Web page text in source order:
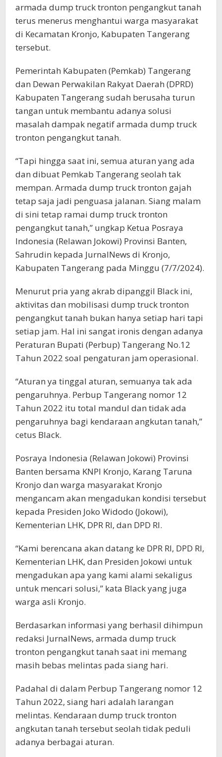
armada dump truck tronton pengangkut tanah
terus menerus menghantui warga masyarakat
di Kecamatan Kronjo, Kabupaten Tangerang
tersebut.
Pemerintah Kabupaten (Pemkab) Tangerang
dan Dewan Perwakilan Rakyat Daerah (DPRD)
Kabupaten Tangerang sudah berusaha turun
tangan untuk membantu adanya solusi
masalah dampak negatif armada dump truck
tronton pengangkut tanah.
“Tapi hingga saat ini, semua aturan yang ada
dan dibuat Pemkab Tangerang seolah tak
mempan. Armada dump truck tronton gajah
tetap saja jadi penguasa jalanan. Siang malam
di sini tetap ramai dump truck tronton
pengangkut tanah,” ungkap Ketua Posraya
Indonesia (Relawan Jokowi) Provinsi Banten,
Sahrudin kepada JurnalNews di Kronjo,
Kabupaten Tangerang pada Minggu (7/7/2024).
Menurut pria yang akrab dipanggil Black ini,
aktivitas dan mobilisasi dump truck tronton
pengangkut tanah bukan hanya setiap hari tapi
setiap jam. Hal ini sangat ironis dengan adanya
Peraturan Bupati (Perbup) Tangerang No.12
Tahun 2022 soal pengaturan jam operasional.
“Aturan ya tinggal aturan, semuanya tak ada
pengaruhnya. Perbup Tangerang nomor 12
Tahun 2022 itu total mandul dan tidak ada
pengaruhnya bagi kendaraan angkutan tanah,”
cetus Black.
Posraya Indonesia (Relawan Jokowi) Provinsi
Banten bersama KNPI Kronjo, Karang Taruna
Kronjo dan warga masyarakat Kronjo
mengancam akan mengadukan kondisi tersebut
kepada Presiden Joko Widodo (Jokowi),
Kementerian LHK, DPR RI, dan DPD RI.
“Kami berencana akan datang ke DPR RI, DPD RI,
Kementerian LHK, dan Presiden Jokowi untuk
mengadukan apa yang kami alami sekaligus
untuk mencari solusi,” kata Black yang juga
warga asli Kronjo.
Berdasarkan informasi yang berhasil dihimpun
redaksi JurnalNews, armada dump truck
tronton pengangkut tanah saat ini memang
masih bebas melintas pada siang hari.
Padahal di dalam Perbup Tangerang nomor 12
Tahun 2022, siang hari adalah larangan
melintas. Kendaraan dump truck tronton
angkutan tanah tersebut seolah tidak peduli
adanya berbagai aturan.